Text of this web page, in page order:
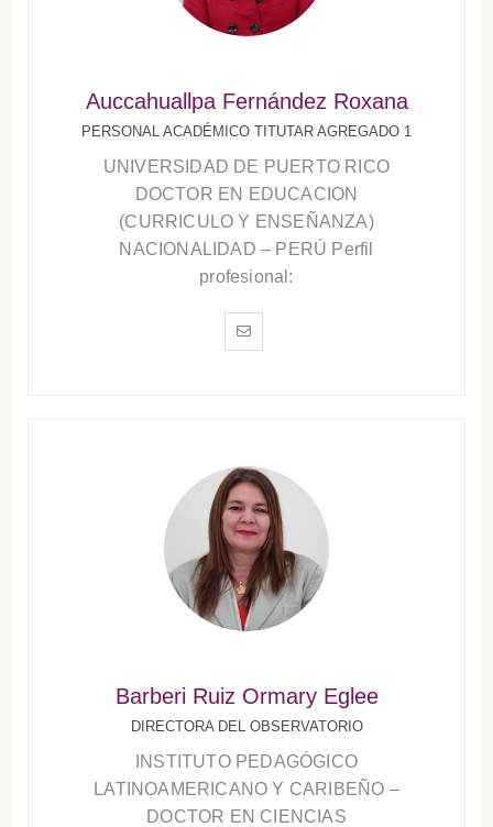
Auccahuallpa Fernández Roxana
PERSONAL ACADÉMICO TITUTAR AGREGADO 1
UNIVERSIDAD DE PUERTO RICO
DOCTOR EN EDUCACION
(CURRICULO Y ENSEÑANZA)
NACIONALIDAD – PERÚ Perfil
profesional:
Barberi Ruiz Ormary Eglee
DIRECTORA DEL OBSERVATORIO
INSTITUTO PEDAGÓGICO
LATINOAMERICANO Y CARIBEÑO –
DOCTOR EN CIENCIAS